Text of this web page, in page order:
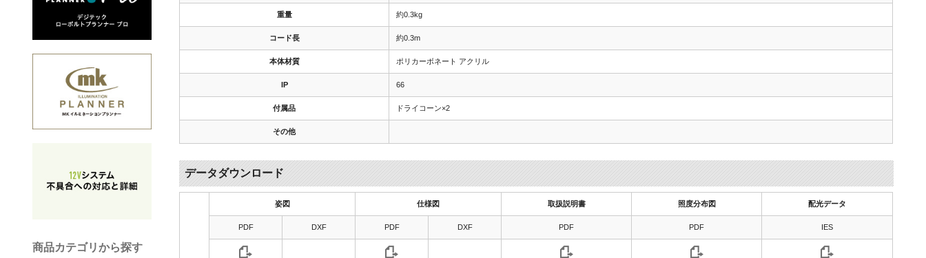
商品カテゴリから探す
重量 約0.3kg
コード長 約0.3m
本体材質 ポリカーボネート アクリル
IP 66
付属品 ドライコーン×2
その他
データダウンロード
姿図 仕様図 取扱説明書 照度分布図 配光データ
PDF DXF PDF DXF PDF PDF IES